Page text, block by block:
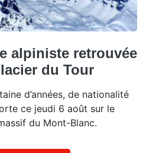
alpiniste retrouvée
du Tour
d’années, de nationalité
ce jeudi 6 août sur le
du Mont-Blanc.